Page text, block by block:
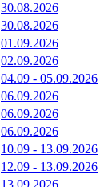
30.08.2026
30.08.2026
01.09.2026
02.09.2026
04.09 - 05.09.2026
06.09.2026
06.09.2026
06.09.2026
10.09 - 13.09.2026
12.09 - 13.09.2026